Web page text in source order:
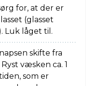
for, at der er
(glasset
Luk låget til.
skifte fra
væsken ca. 1
som er